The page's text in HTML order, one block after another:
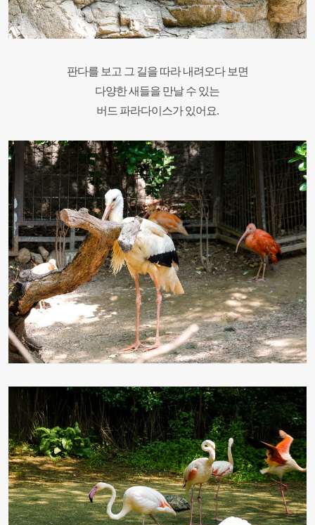
판다를 보고 그 길을 따라 내려오다 보면
다양한 새들을 만날 수 있는
버드 파라다이스가 있어요.